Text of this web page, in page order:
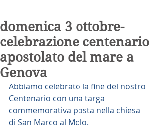
domenica 3 ottobre-
celebrazione centenario
apostolato del mare a
Genova
Abbiamo celebrato la fine del nostro
Centenario con una targa
commemorativa posta nella chiesa
di San Marco al Molo.